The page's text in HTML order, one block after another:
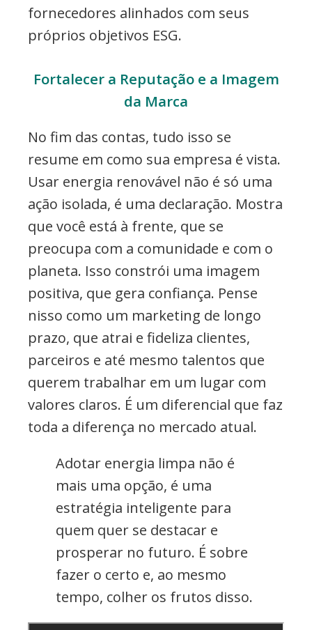
fornecedores alinhados com seus
próprios objetivos ESG.
Fortalecer a Reputação e a Imagem
da Marca
No fim das contas, tudo isso se
resume em como sua empresa é vista.
Usar energia renovável não é só uma
ação isolada, é uma declaração. Mostra
que você está à frente, que se
preocupa com a comunidade e com o
planeta. Isso constrói uma imagem
positiva, que gera confiança. Pense
nisso como um marketing de longo
prazo, que atrai e fideliza clientes,
parceiros e até mesmo talentos que
querem trabalhar em um lugar com
valores claros. É um diferencial que faz
toda a diferença no mercado atual.
Adotar energia limpa não é
mais uma opção, é uma
estratégia inteligente para
quem quer se destacar e
prosperar no futuro. É sobre
fazer o certo e, ao mesmo
tempo, colher os frutos disso.